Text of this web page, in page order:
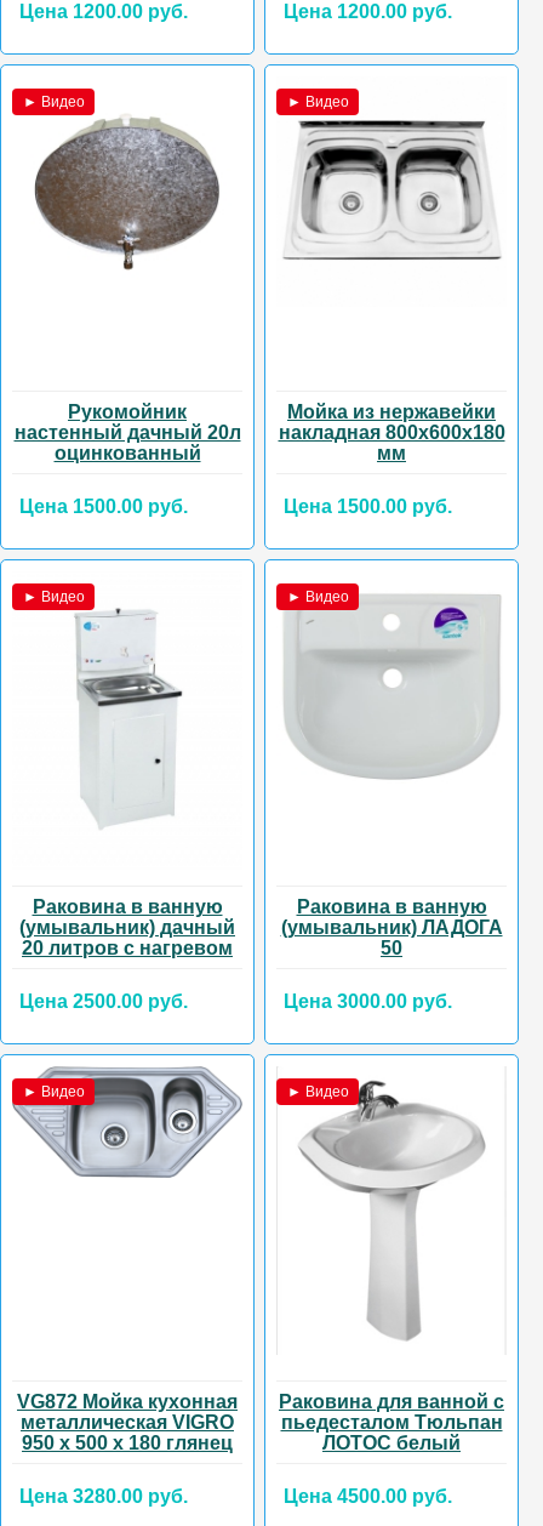
Цена 1200.00 руб. Цена 1200.00 руб.
► Видео
Рукомойник
настенный дачный 20л
оцинкованный
Цена 1500.00 руб.
► Видео
Мойка из нержавейки
накладная 800х600х180
мм
Цена 1500.00 руб.
► Видео
Раковина в ванную
(умывальник) дачный
20 литров с нагревом
Цена 2500.00 руб.
► Видео
Раковина в ванную
(умывальник) ЛАДОГА
50
Цена 3000.00 руб.
► Видео
VG872 Мойка кухонная
металлическая VIGRO
950 х 500 х 180 глянец
Цена 3280.00 руб.
► Видео
Раковина для ванной с
пьедесталом Тюльпан
ЛОТОС белый
Цена 4500.00 руб.